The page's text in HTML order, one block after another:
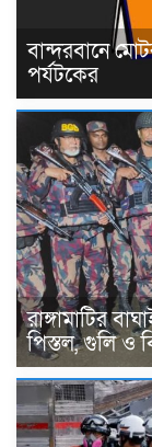
বান্দরবানে
পর্যটকের
রাঙ্গামাটির
পিস্তল, গুলি ও